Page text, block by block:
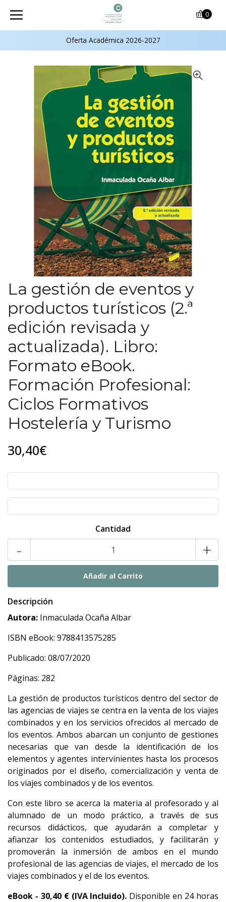
Oferta Académica 2026-2027
0
La gestión de eventos y
productos turísticos (2.ª
edición revisada y
actualizada). Libro:
Formato eBook.
Formación Profesional:
Ciclos Formativos
Hostelería y Turismo
30,40€
Cantidad
- +
Descripción
Autora: Inmaculada Ocaña Albar
ISBN eBook: 9788413575285
Publicado: 08/07/2020
Páginas: 282
La gestión de productos turísticos dentro del sector de
las agencias de viajes se centra en la venta de los viajes
combinados y en los servicios ofrecidos al mercado de
los eventos. Ambos abarcan un conjunto de gestiones
necesarias que van desde la identificación de los
elementos y agentes intervinientes hasta los procesos
originados por el diseño, comercialización y venta de
los viajes combinados y de los eventos.
Con este libro se acerca la materia al profesorado y al
alumnado de un modo práctico, a través de sus
recursos didácticos, que ayudarán a completar y
afianzar los contenidos estudiados, y facilitarán y
promoverán la inmersión de ambos en el mundo
profesional de las agencias de viajes, el mercado de los
viajes combinados y el de los eventos.
eBook - 30,40 € (IVA Incluido). Disponible en 24 horas